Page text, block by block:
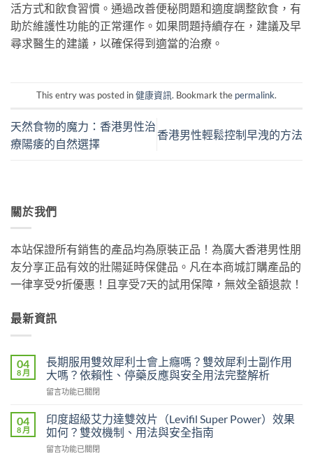
活方式和飲食習慣。通過改善便秘問題和適度調整飲食，有
助於維護性功能的正常運作。如果問題持續存在，建議及早
尋求醫生的建議，以確保得到適當的治療。
This entry was posted in健康資訊. Bookmark the permalink.
天然食物的魔力：香港男性治
療陽痿的自然選擇
香港男性輕鬆控制早洩的方法
關於我們
本站保證所有銷售的產品均為原裝正品！為廣大香港男性朋
友分享正品有效的壯陽延時保健品。凡在本商城訂購產品的
一律享受9折優惠！且享受7天的試用保障，無效全額退款！
最新資訊
04
8 月
長期服用雙效犀利士會上癮嗎？雙效犀利士副作用
大嗎？依賴性、停藥反應與安全用法完整解析
在
期
服
用
雙
留言功能已關閉
04
8 月
印度超級艾力達雙效片（Levifil Super Power）效果
如何？雙效機制、用法與安全指南
在
留言功能已關閉